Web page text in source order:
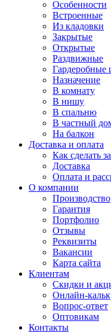
Особенности
Встроенные
Из кладовки
Закрытые
Открытые
Раздвижные
Назначение
В комнату
В нишу
В спальню
В частный
На балкон
Доставка и оплата
Как сделать
Доставка
Оплата и
О компании
Производство
Гарантия
Портфолио
Отзывы
Реквизиты
Вакансии
Карта сайта
Клиентам
Скидки и
Онлайн-
Вопрос-ответ
Оптовикам
Контакты